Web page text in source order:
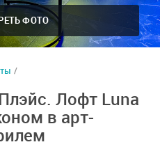
ФОТО
/
Лофт Luna
в арт-